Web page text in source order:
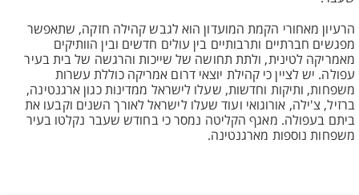
הרעיון מאחורי הקמת המועדון הוא לגבש קהילה חזקה, שתאפשר
מפגשים חברתיים ותרבותיים בין עולים חדשים ובין הוותיקים
מאמריקה לטינית, ולתת תחושה של שייכות והרגשה של בית בעיר
עפולה. יש לציין כי קהילת יוצאי דרום אמריקה כוללת עשרות
משפחות, ותיקות וחדשות, שעלו לישראל ממדינות כגון ארגנטינה,
ברזיל, צ'ילה, אורוגואי ועוד שעלו לישראל לאורך השנים וקבעו את
ביתם בעפולה. מאגף הקליטה נמסר כי בחודש שעבר נקלטו בעיר
משפחות נוספות מארגנטינה.